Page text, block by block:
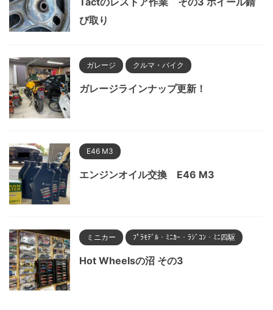
び取り
ガレージ クルマ・バイク
ガレージラインナップ更新！
E46 M3
エンジンオイル交換 E46 M3
ミニカー ﾌﾟﾗﾓﾃﾞﾙ・ﾐﾆｶｰ・ﾗｼﾞｺﾝ・ﾐﾆ四駆
Hot Wheelsの沼 その3